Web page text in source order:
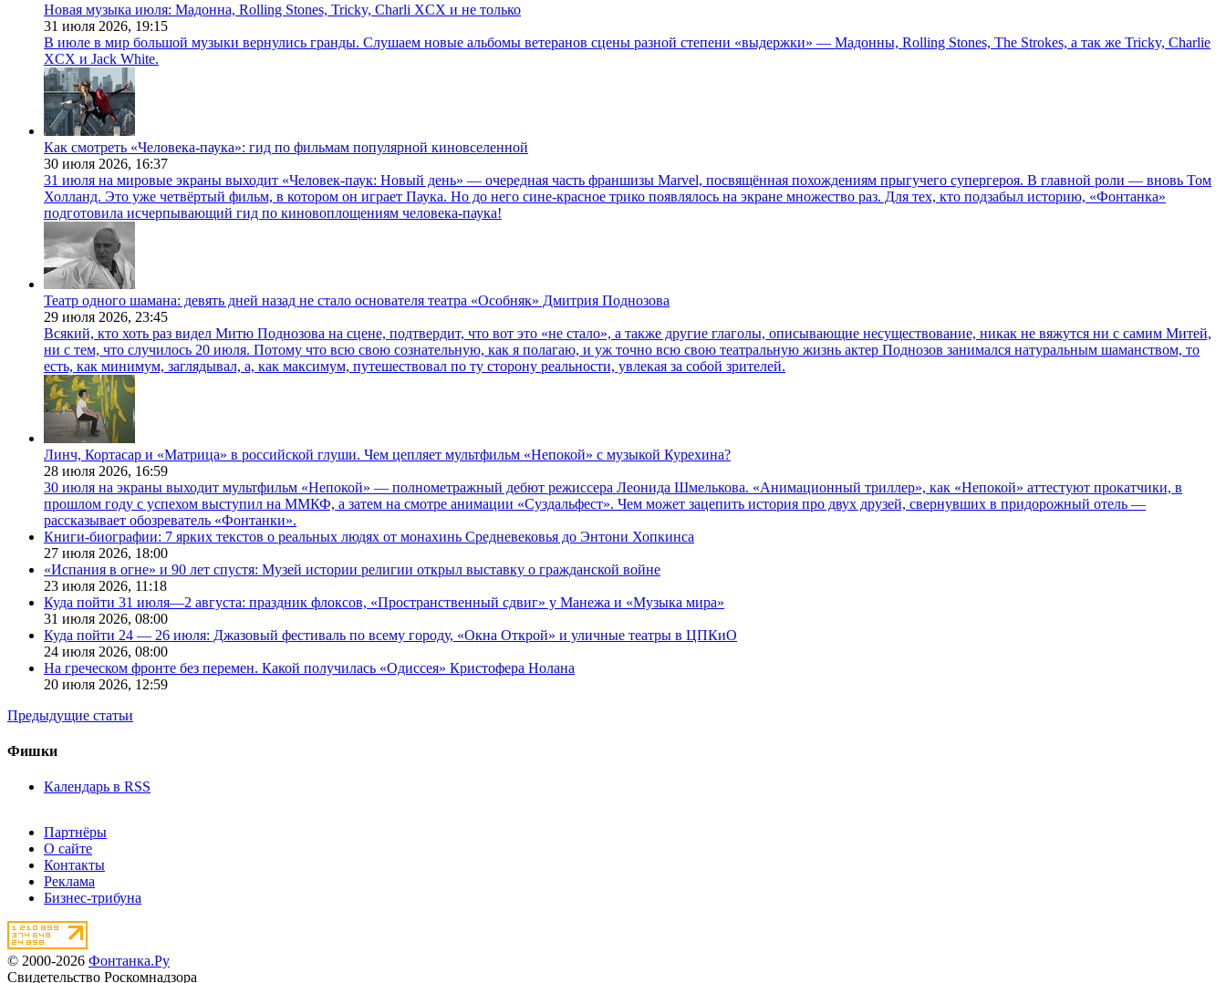
Новая музыка июля: Мадонна, Rolling Stones, Tricky, Charli XCX и не только
31 июля 2026, 19:15
В июле в мир большой музыки вернулись гранды. Слушаем новые альбомы ветеранов сцены разной степени «выдержки» — Мадонны, Rolling Stones, The Strokes, а так же Tricky, Charlie
XCX и Jack White.
Как смотреть «Человека-паука»: гид по фильмам популярной киновселенной
30 июля 2026, 16:37
31 июля на мировые экраны выходит «Человек-паук: Новый день» — очередная часть франшизы Marvel, посвящённая похождениям прыгучего супергероя. В главной роли — вновь Том
Холланд. Это уже четвёртый фильм, в котором он играет Паука. Но до него сине-красное трико появлялось на экране множество раз. Для тех, кто подзабыл историю, «Фонтанка»
подготовила исчерпывающий гид по киновоплощениям человека-паука!
Театр одного шамана: девять дней назад не стало основателя театра «Особняк» Дмитрия Поднозова
29 июля 2026, 23:45
Всякий, кто хоть раз видел Митю Поднозова на сцене, подтвердит, что вот это «не стало», а также другие глаголы, описывающие несуществование, никак не вяжутся ни с самим Митей,
ни с тем, что случилось 20 июля. Потому что всю свою сознательную, как я полагаю, и уж точно всю свою театральную жизнь актер Поднозов занимался натуральным шаманством, то
есть, как минимум, заглядывал, а, как максимум, путешествовал по ту сторону реальности, увлекая за собой зрителей.
Линч, Кортасар и «Матрица» в российской глуши. Чем цепляет мультфильм «Непокой» с музыкой Курехина?
28 июля 2026, 16:59
30 июля на экраны выходит мультфильм «Непокой» — полнометражный дебют режиссера Леонида Шмелькова. «Анимационный триллер», как «Непокой» аттестуют прокатчики, в
прошлом году с успехом выступил на ММКФ, а затем на смотре анимации «Суздальфест». Чем может зацепить история про двух друзей, свернувших в придорожный отель —
рассказывает обозреватель «Фонтанки».
Книги-биографии: 7 ярких текстов о реальных людях от монахинь Средневековья до Энтони Хопкинса
27 июля 2026, 18:00
«Испания в огне» и 90 лет спустя: Музей истории религии открыл выставку о гражданской войне
23 июля 2026, 11:18
Куда пойти 31 июля—2 августа: праздник флоксов, «Пространственный сдвиг» у Манежа и «Музыка мира»
31 июля 2026, 08:00
Куда пойти 24 — 26 июля: Джазовый фестиваль по всему городу, «Окна Открой» и уличные театры в ЦПКиО
24 июля 2026, 08:00
На греческом фронте без перемен. Какой получилась «Одиссея» Кристофера Нолана
20 июля 2026, 12:59
Предыдущие статьи
Фишки
Календарь в RSS
Партнёры
О сайте
Контакты
Реклама
Бизнес-трибуна
© 2000-2026 Фонтанка.Ру
Свидетельство Роскомнадзора